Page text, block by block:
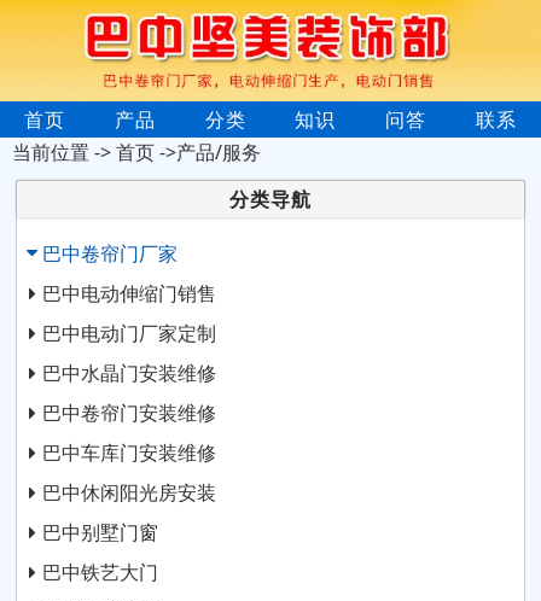
首页 产品 分类 知识 问答
联系
当前位置 ->首页->产品/服务
分类导航
巴中卷帘门厂家
巴中电动伸缩门销售
巴中电动门厂家定制
巴中水晶门安装维修
巴中卷帘门安装维修
巴中车库门安装维修
巴中休闲阳光房安装
巴中别墅门窗
巴中铁艺大门